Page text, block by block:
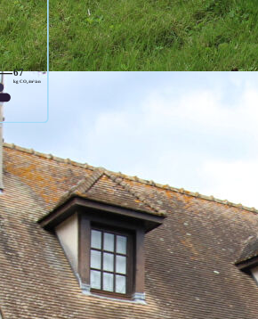
4880€ et 6660€. indexées aux années
Calculer mon budget